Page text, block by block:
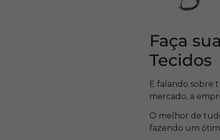
Faça
Tecidos
E falando sobre
mercado, a
O melhor de
fazendo um